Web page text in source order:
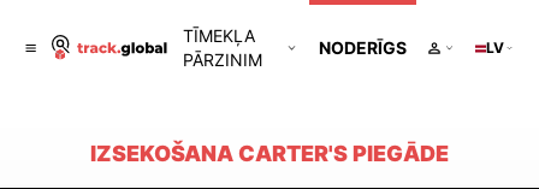
TĪMEKĻA
PĀRZINIM
NODERĪGS LV
IZSEKOŠANA CARTER'S PIEGĀDE